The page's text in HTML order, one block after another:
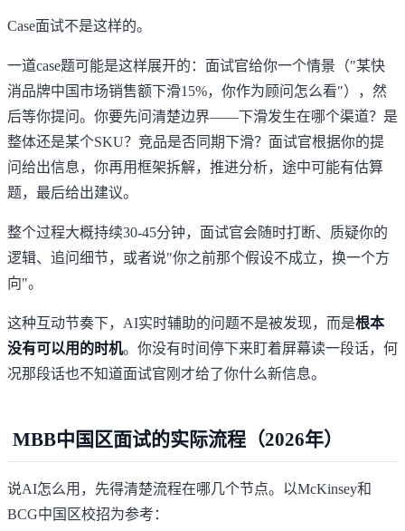
Case面试不是这样的。
一道case题可能是这样展开的：面试官给你一个情景（"某快
消品牌中国市场销售额下滑15%，你作为顾问怎么看"），然
后等你提问。你要先问清楚边界——下滑发生在哪个渠道？是
整体还是某个SKU？竞品是否同期下滑？面试官根据你的提
问给出信息，你再用框架拆解，推进分析，途中可能有估算
题，最后给出建议。
整个过程大概持续30-45分钟，面试官会随时打断、质疑你的
逻辑、追问细节，或者说"你之前那个假设不成立，换一个方
向"。
这种互动节奏下，AI实时辅助的问题不是被发现，而是根本
没有可以用的时机。你没有时间停下来盯着屏幕读一段话，何
况那段话也不知道面试官刚才给了你什么新信息。
MBB中国区面试的实际流程（2026年）
说AI怎么用，先得清楚流程在哪几个节点。以McKinsey和
BCG中国区校招为参考：